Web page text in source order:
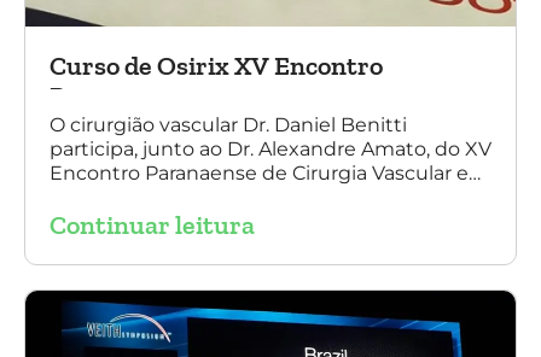
Curso de Osirix XV Encontro
Paranaense
O cirurgião vascular Dr. Daniel Benitti
participa, junto ao Dr. Alexandre Amato, do XV
Encontro Paranaense de Cirurgia Vascular e
Continuar leitura